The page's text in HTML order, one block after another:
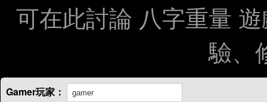
可在此討論 八字重量
驗、
Gamer玩家：